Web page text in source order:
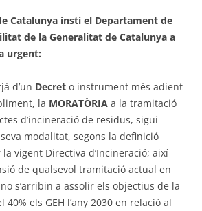
Catalunya insti el Departament de
de la Generalitat de Catalunya a
urgent:
d’un Decret o instrument més adient
la MORATÒRIA a la tramitació
d’incineració de residus, sigui
modalitat, segons la definició
vigent Directiva d’Incineració; així
de qualsevol tramitació actual en
s’arribin a assolir els objectius de la
40% els GEH l’any 2030 en relació al